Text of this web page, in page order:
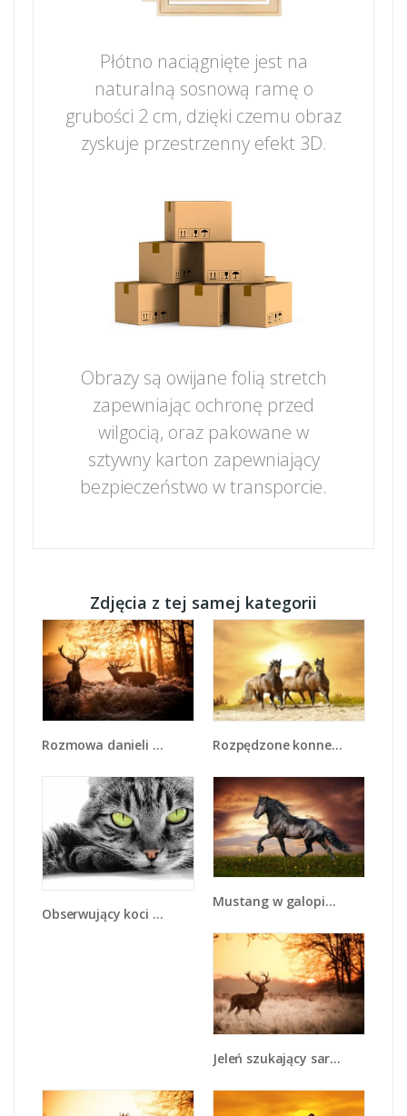
Płótno naciągnięte jest na
naturalną sosnową ramę o
grubości 2 cm, dzięki czemu obraz
zyskuje przestrzenny efekt 3D.
Obrazy są owijane folią stretch
zapewniając ochronę przed
wilgocią, oraz pakowane w
sztywny karton zapewniający
bezpieczeństwo w transporcie.
Zdjęcia z tej samej kategorii
Rozmowa danieli w lesie - Z225 Rozpędzone konne stado - Z030
Obserwujący koci wzrok - Z031
Mustang w galopie - Z178
Jeleń szukający sarny - Z306